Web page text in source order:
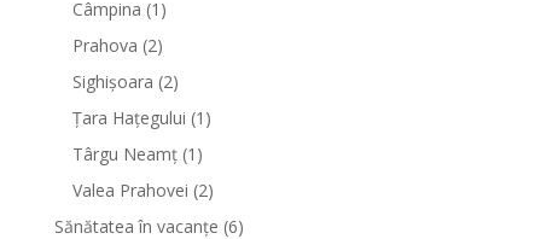
Câmpina (1)
Prahova (2)
Sighişoara (2)
Țara Hațegului (1)
Târgu Neamţ(1)
Valea Prahovei (2)
Sănătatea în vacanțe (6)